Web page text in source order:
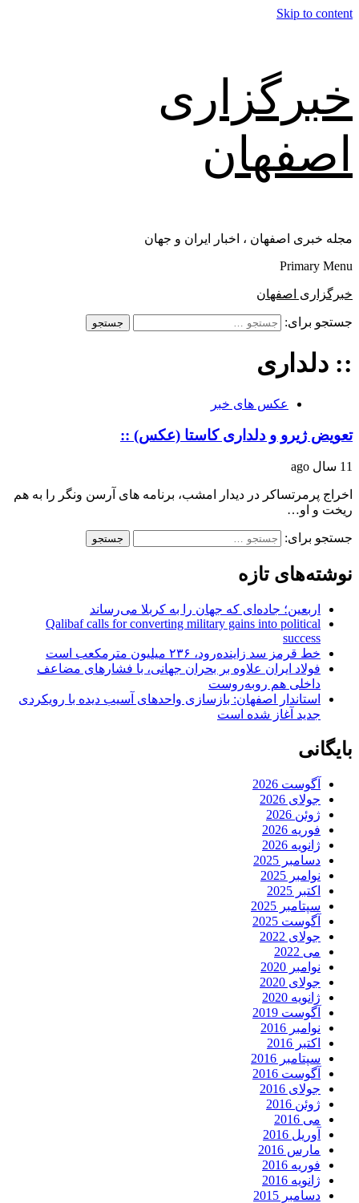
Skip to content
خبرگزاری
اصفهان
مجله خبری اصفهان ، اخبار ایران و جهان
Primary Menu
خبرگزاری اصفهان
جستجو برای:
:: دلداری
عکس های خبر
تعویض ژیرو و دلداری کاستا (عکس) ::
11 سال ago
اخراج پرمرتساکر در دیدار امشب، برنامه های آرسن ونگر را به هم
ریخت و او…
جستجو برای:
نوشته‌های تازه
اربعین؛ جاده‌ای که جهان را به کربلا می‌رساند
Qalibaf calls for converting military gains into political
success
خط قرمز سد زاینده‌رود، ۲۳۶ میلیون مترمکعب است
فولاد ایران علاوه بر بحران جهانی، با فشارهای مضاعف
داخلی هم روبه‌روست
استاندار اصفهان: بازسازی واحدهای آسیب دیده با رویکردی
جدید آغاز شده است
بایگانی
آگوست 2026
جولای 2026
ژوئن 2026
فوریه 2026
ژانویه 2026
دسامبر 2025
نوامبر 2025
اکتبر 2025
سپتامبر 2025
آگوست 2025
جولای 2022
می 2022
نوامبر 2020
جولای 2020
ژانویه 2020
آگوست 2019
نوامبر 2016
اکتبر 2016
سپتامبر 2016
آگوست 2016
جولای 2016
ژوئن 2016
می 2016
آوریل 2016
مارس 2016
فوریه 2016
ژانویه 2016
دسامبر 2015